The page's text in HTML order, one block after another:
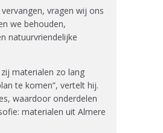
vragen wij ons
we behouden,
natuurvriendelijke
materialen zo lang
te komen”, vertelt hij.
waardoor onderdelen
materialen uit Almere